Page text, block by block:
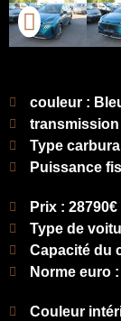
couleur :
Type
Puissance
Prix : 28790€
Type de
Capacité du
Norme euro
Couleur